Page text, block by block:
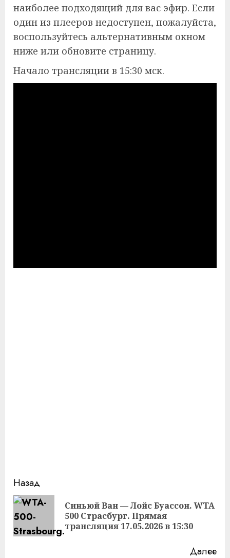
наиболее подходящий для вас эфир. Если
один из плееров недоступен, пожалуйста,
воспользуйтесь альтернативным окном
ниже или обновите страницу.
Начало трансляции в 15:30 мск.
Продолжить
чтение
Назад
Синьюй Ван — Лойс Буассон. WTA
500 Страсбург. Прямая
трансляция 17.05.2026 в 15:30
Далее